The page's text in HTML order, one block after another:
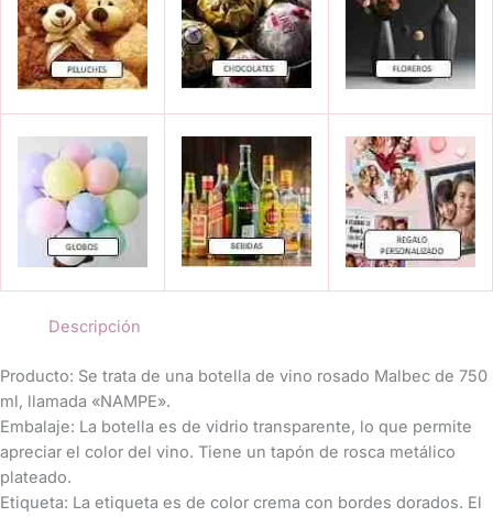
Descripción
​Producto: Se trata de una botella de vino rosado Malbec de 750
ml, llamada «NAMPE».
​Embalaje: La botella es de vidrio transparente, lo que permite
apreciar el color del vino. Tiene un tapón de rosca metálico
plateado.
​Etiqueta: La etiqueta es de color crema con bordes dorados. El